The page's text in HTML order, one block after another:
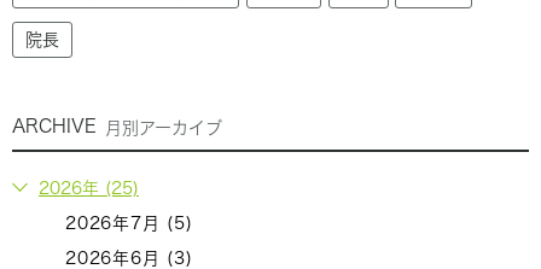
院長
ARCHIVE 月別アーカイブ
2026年 (25)
2026年7月 (5)
2026年6月 (3)